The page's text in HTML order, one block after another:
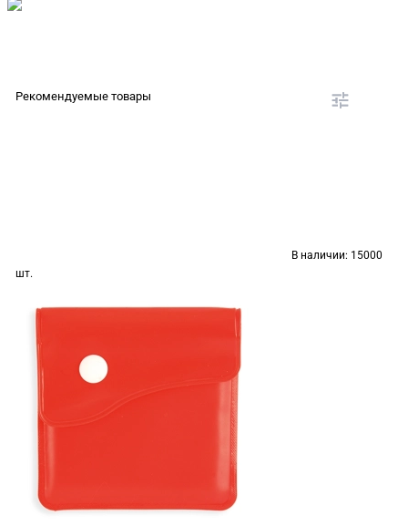
Рекомендуемые товары
В наличии: 15000
шт.